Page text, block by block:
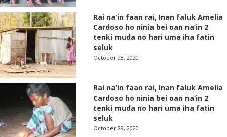
Rai na’in faan rai, Inan faluk Amelia
Cardoso ho ninia bei oan na’in 2
tenki muda no hari uma iha fatin
seluk
October 28, 2020
Rai na’in faan rai, Inan faluk Amelia
Cardoso ho ninia bei oan na’in 2
tenki muda no hari uma iha fatin
seluk
October 29, 2020